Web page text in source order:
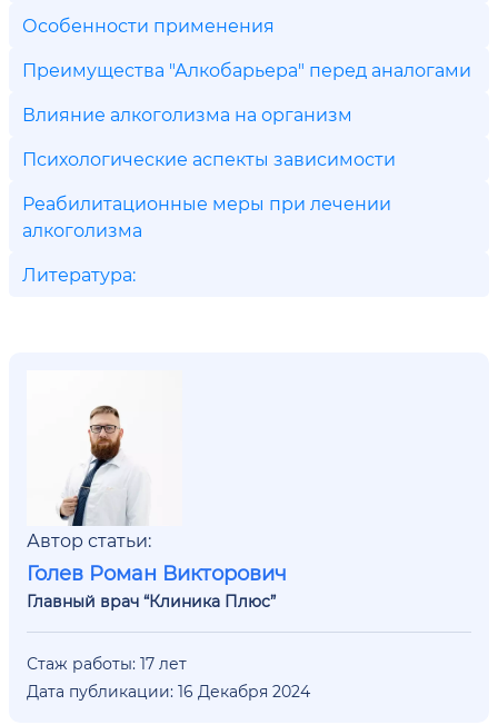
Особенности применения
Преимущества "Алкобарьера" перед аналогами
Влияние алкоголизма на организм
Психологические аспекты зависимости
Реабилитационные меры при лечении
алкоголизма
Литература:
Автор статьи:
Голев Роман Викторович
Главный врач “Клиника Плюс”
Стаж работы: 17 лет
Дата публикации: 16 Декабря 2024